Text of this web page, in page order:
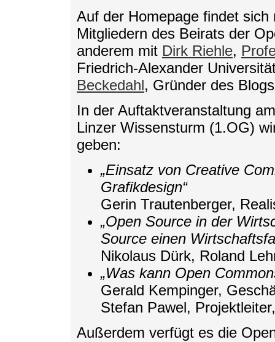
Auf der Homepage findet
Mitgliedern des Beirats der
anderem mit Dirk Riehle,
Friedrich-Alexander
Beckedahl, Gründer des
In der Auftaktveranstaltung
Linzer Wissensturm (1.OG)
geben:
„Einsatz von Creative
Grafikdesign“
Gerin Trautenberger,
„Open Source in der
Source einen
Nikolaus Dürk, Roland
„Was kann Open
Gerald Kempinger,
Stefan Pawel,
Außerdem verfügt es die